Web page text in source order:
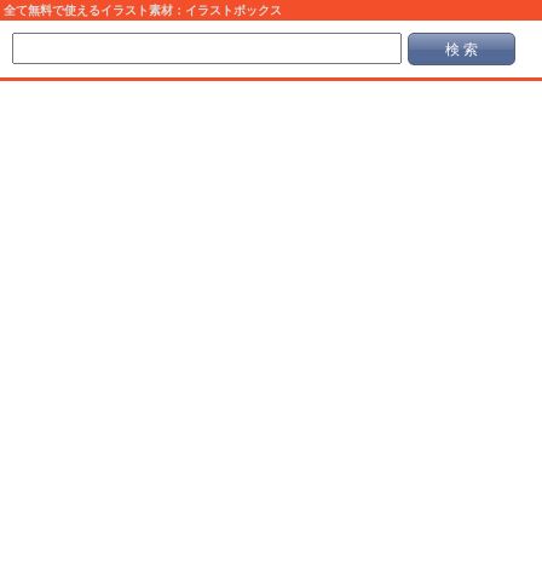
全て無料で使えるイラスト素材：イラストボックス
検 索